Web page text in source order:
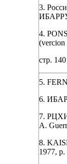
3.
4.
(vercion
стр. 140
5.
6.
7.
A.
8.
1977, p.